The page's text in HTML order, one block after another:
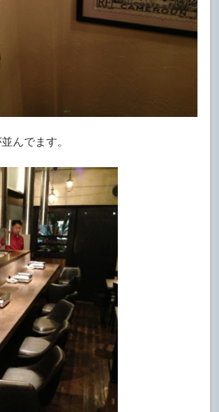
んでます。